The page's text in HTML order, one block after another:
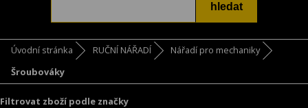
Úvodní stránka RUČNÍ NÁŘADÍ
Nářadí pro mechaniky
Šroubováky
Filtrovat zboží podle značky